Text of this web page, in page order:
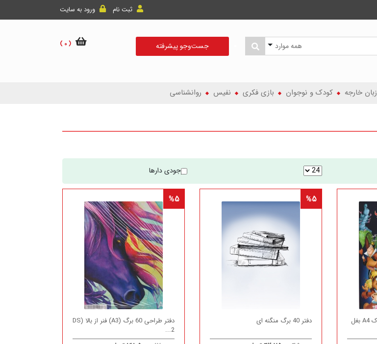
ثبت نام ورود به سایت
همه موارد جست‌و‌جو پیشرفته ( 0 )
زبان خارجه کودک و نوجوان بازی فکری نفیس روانشناسی
موجودی دارها
الیپون دفتر طراحی اسکچ بوک A4 بغل
%5
دفتر 40 برگ منگنه ای
%5
دفتر طراحی 60 برگ (A3) فنر از بالا (DS
2...